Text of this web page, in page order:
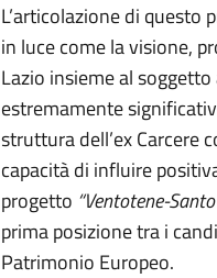
L’articolazione di questo
in luce come la visione,
Lazio insieme al
estremamente
struttura dell’ex Carcere
capacità di influire
progetto “Ventotene-
prima posizione tra i
Patrimonio Europeo.